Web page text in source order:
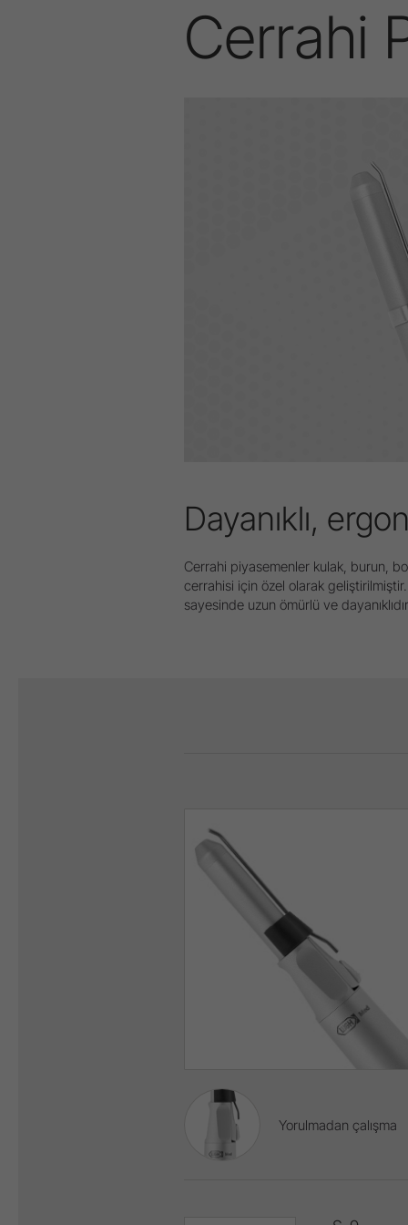
Cerrahi
Dayanıklı,
Cerrahi piyasemenler kulak, burun,
cerrahisi için özel olarak
sayesinde uzun ömürlü ve
Yorulmadan çalışma